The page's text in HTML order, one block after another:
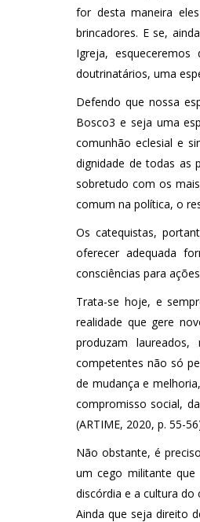
for desta maneira
brincadores. E se,
Igreja,
doutrinatários, uma
Defendo que nossa
Bosco3 e seja uma
comunhão eclesial e
dignidade de todas as
sobretudo com os
comum na política, o
Os catequistas,
oferecer adequada
consciências para
Trata-se hoje, e
realidade que gere
produzam
competentes não só
de mudança e
compromisso social,
(ARTIME, 2020, p. 55-
Não obstante, é
um cego militante que
discórdia e a cultura
Ainda que seja direito